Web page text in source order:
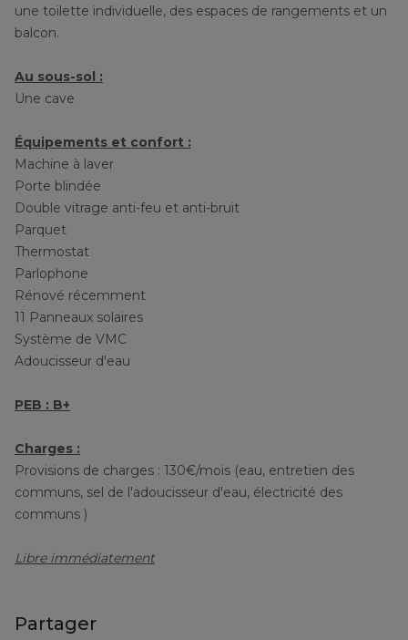
une toilette individuelle, des espaces de rangements et un
balcon.
Au sous-sol :
Une cave
Équipements et confort :
Machine à laver
Porte blindée
Double vitrage anti-feu et anti-bruit
Parquet
Thermostat
Parlophone
Rénové récemment
11 Panneaux solaires
Système de VMC
Adoucisseur d'eau
PEB : B+
Charges :
Provisions de charges : 130€/mois (eau, entretien des
communs, sel de l'adoucisseur d'eau, électricité des
communs )
Libre immédiatement
Partager